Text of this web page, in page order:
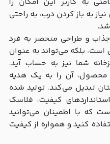
به باز کردن درب، به راحتی
و طراحی منحصر به فرد
است، بلکه می‌تواند به عنوان
شما نیز به حساب آید.
محصول، آن را به یک هدیه
تبدیل می‌کند. تولید شده
کیفیت، فلاسک
که با اطمینان می‌توانید
کنید و همواره از کیفیت